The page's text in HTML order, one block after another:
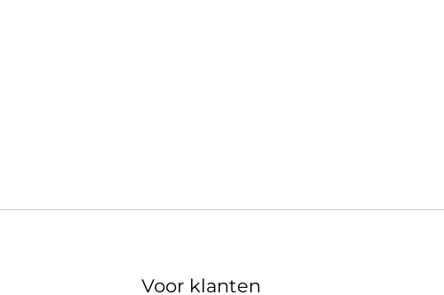
Voor klanten